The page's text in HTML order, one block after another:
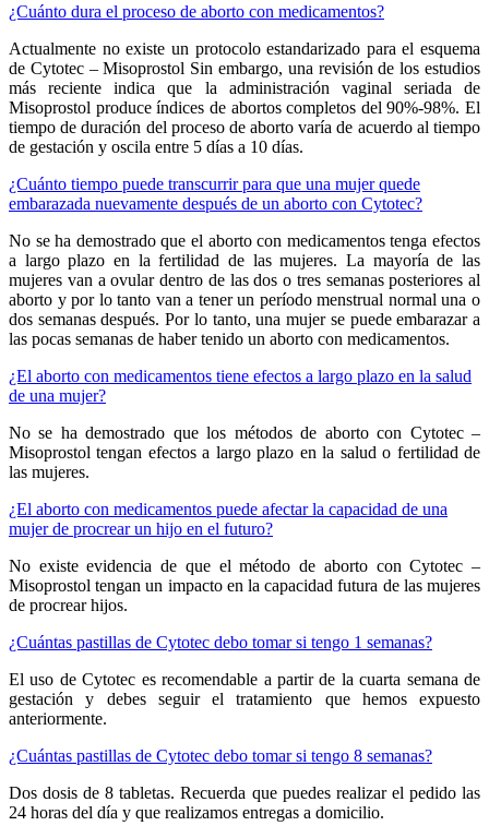
¿Cuánto dura el proceso de aborto con medicamentos?
Actualmente no existe un protocolo estandarizado para el esquema
de Cytotec – Misoprostol Sin embargo, una revisión de los estudios
más reciente indica que la administración vaginal seriada de
Misoprostol produce índices de abortos completos del 90%-98%. El
tiempo de duración del proceso de aborto varía de acuerdo al tiempo
de gestación y oscila entre 5 días a 10 días.
¿Cuánto tiempo puede transcurrir para que una mujer quede
embarazada nuevamente después de un aborto con Cytotec?
No se ha demostrado que el aborto con medicamentos tenga efectos
a largo plazo en la fertilidad de las mujeres. La mayoría de las
mujeres van a ovular dentro de las dos o tres semanas posteriores al
aborto y por lo tanto van a tener un período menstrual normal una o
dos semanas después. Por lo tanto, una mujer se puede embarazar a
las pocas semanas de haber tenido un aborto con medicamentos.
¿El aborto con medicamentos tiene efectos a largo plazo en la salud
de una mujer?
No se ha demostrado que los métodos de aborto con Cytotec –
Misoprostol tengan efectos a largo plazo en la salud o fertilidad de
las mujeres.
¿El aborto con medicamentos puede afectar la capacidad de una
mujer de procrear un hijo en el futuro?
No existe evidencia de que el método de aborto con Cytotec –
Misoprostol tengan un impacto en la capacidad futura de las mujeres
de procrear hijos.
¿Cuántas pastillas de Cytotec debo tomar si tengo 1 semanas?
El uso de Cytotec es recomendable a partir de la cuarta semana de
gestación y debes seguir el tratamiento que hemos expuesto
anteriormente.
¿Cuántas pastillas de Cytotec debo tomar si tengo 8 semanas?
Dos dosis de 8 tabletas. Recuerda que puedes realizar el pedido las
24 horas del día y que realizamos entregas a domicilio.